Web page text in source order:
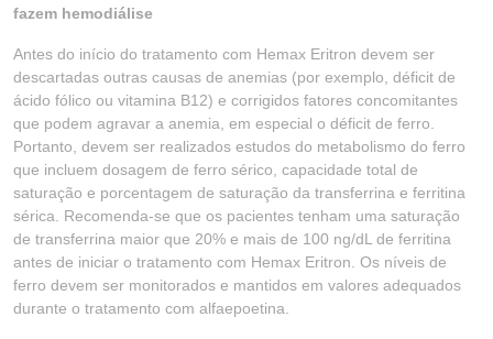
fazem hemodiálise
Antes do início do tratamento com Hemax Eritron devem ser
descartadas outras causas de anemias (por exemplo, déficit de
ácido fólico ou vitamina B12) e corrigidos fatores concomitantes
que podem agravar a anemia, em especial o déficit de ferro.
Portanto, devem ser realizados estudos do metabolismo do ferro
que incluem dosagem de ferro sérico, capacidade total de
saturação e porcentagem de saturação da transferrina e ferritina
sérica. Recomenda-se que os pacientes tenham uma saturação
de transferrina maior que 20% e mais de 100 ng/dL de ferritina
antes de iniciar o tratamento com Hemax Eritron. Os níveis de
ferro devem ser monitorados e mantidos em valores adequados
durante o tratamento com alfaepoetina.